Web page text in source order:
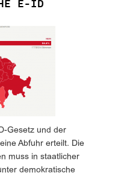
E-ID
Gesetz und der
Abfuhr erteilt. Die
muss in staatlicher
demokratische